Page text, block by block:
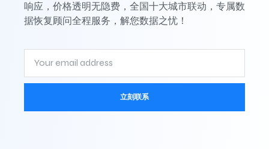
响应，价格透明无隐费，全国十大城市联动，专属数
据恢复顾问全程服务，解您数据之忧！
立刻联系